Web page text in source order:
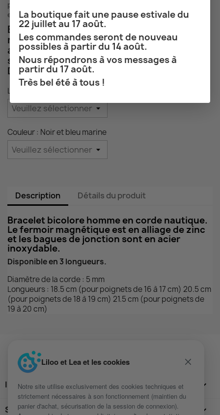
Liloo et Lea et les cookies
Notre site utilise exclusivement des cookies techniques et
strictement nécessaires à son fonctionnement (maintien du
panier d'achat, sécurisation de la session de connexion).
La boutique fait une pause estivale du
22 juillet au 17 août.
Les commandes seront de nouveau
possibles à partir du 14 août.
Nous répondrons à vos messages à
partir du 17 août.
Très bel été à tous !
pour l'Europe, 7 à 14 jours pour le reste du monde (hors week-
end et jours fériés et selon le mode de transport choisi)
Bracelet bicolore homme en corde
nautique. Le fermoir magnétique est en
alliage de zinc et les bagues de jonction
sont en acier inoxydable.
Disponible en 3 longueurs.
Longueur : 18.5 cm
Couleur : Noir et bleu marine
Description Détails du produit
Bracelet bicolore homme en corde nautique.
Le fermoir magnétique est en alliage de zinc
et les bagues de jonction sont en acier
inoxydable.
Disponible en 3 longueurs.
Diamètre de la corde : 5 mm
Longueurs : 18.5 cm (pour poignets de 16 à 17 cm) 20.5 cm
(pour poignets de 18 à 19 cm) 21.5 cm (pour poignets de
19 à 20 cm)
INFORMATIONS 
SUIVEZ-NOUS 